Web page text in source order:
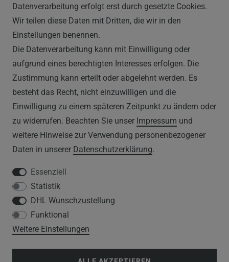
RECHTLICHES
AGB
WIDERRUFSRECHT
IMPRESSUM
DATENSCHUTZERKLÄRUNG
HINWEISE ZUM ELEKTROGESETZ
SERVICE
WIDERRUFSFORMULAR
Datenverarbeitung erfolgt erst durch gesetzte Cookies.
Wir teilen diese Daten mit Dritten, die wir in den
Einstellungen benennen.
Die Datenverarbeitung kann mit Einwilligung oder
aufgrund eines berechtigten Interesses erfolgen. Die
Zustimmung kann erteilt oder abgelehnt werden. Es
besteht das Recht, nicht einzuwilligen und die
Einwilligung zu einem späteren Zeitpunkt zu ändern oder
zu widerrufen. Beachten Sie unser Impressum und
weitere Hinweise zur Verwendung personenbezogener
Daten in unserer Daten­schutz­erklärung.
Essenziell
Statistik
DHL Wunschzustellung
Funktional
Weitere Einstellungen